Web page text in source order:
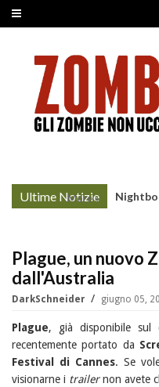
Ultime Notizie
More »
Plague, un nuovo
dall'Australia
DarkSchneider giugno 05,
Plague, già disponibile sul
recentemente portato da
Festival di Cannes. Se
visionarne i trailernon avete